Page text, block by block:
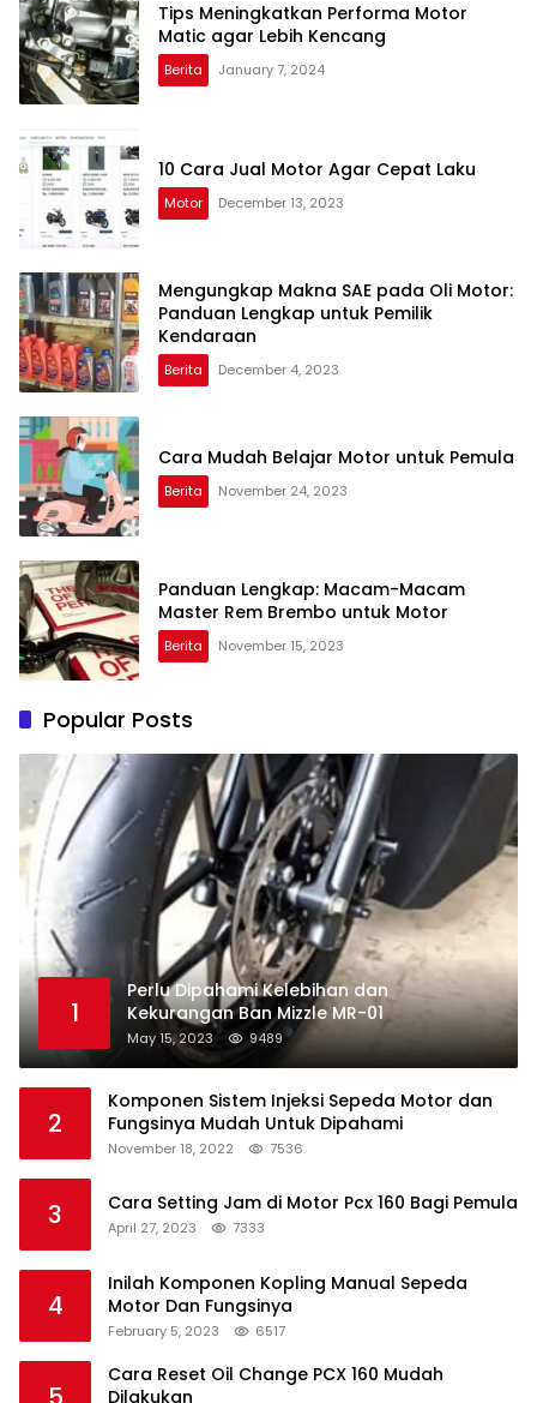
Tips Meningkatkan Performa Motor
Matic agar Lebih Kencang
Berita January 7, 2024
10 Cara Jual Motor Agar Cepat Laku
Motor December 13, 2023
Mengungkap Makna SAE pada Oli Motor:
Panduan Lengkap untuk Pemilik
Kendaraan
Berita December 4, 2023
Cara Mudah Belajar Motor untuk Pemula
Berita November 24, 2023
Panduan Lengkap: Macam-Macam
Master Rem Brembo untuk Motor
Berita November 15, 2023
Popular Posts
1
Perlu Dipahami Kelebihan dan
Kekurangan Ban Mizzle MR-01
May 15, 2023 9489
2
Komponen Sistem Injeksi Sepeda Motor dan
Fungsinya Mudah Untuk Dipahami
November 18, 2022 7536
3 Cara Setting Jam di Motor Pcx 160 Bagi Pemula
April 27, 2023 7333
4
Inilah Komponen Kopling Manual Sepeda
Motor Dan Fungsinya
February 5, 2023 6517
Cara Reset Oil Change PCX 160 Mudah
Dilakukan